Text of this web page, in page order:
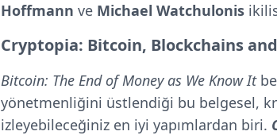
Hoffmann ve Michael Watchulonis
Cryptopia: Bitcoin, Blockchains
Bitcoin: The End of Money as We Know It
yönetmenliğini üstlendiği bu belgesel,
izleyebileceğiniz en iyi yapımlardan biri.